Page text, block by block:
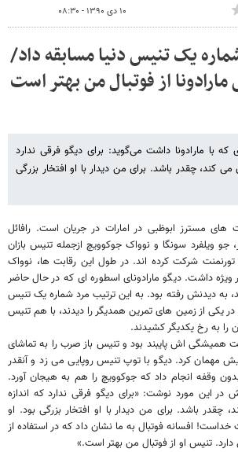
۱۰ دی ۱۳۹۰ - ۰۸:۳۰
شماره یک تنیس دنیا مسابقه داد/
از فوتبال من بهتر است
که با مارادونا داشت می‌گوید: برای دیگو فرقی ندارد
می کند، چقدر باشد. برای من دیدار با او افتخار بزرگی
های مسترز ابوظبی در امارات در جریان است. رافائل
جو ویلفرد سونگا و نوواک جوکوویچ ازجمله تنیس بازان
شرکت کرده اند. در طول این رقابت ها، نوواک
داشت. دیگو مارادونای اسطوره ای که در حال حاضر
به دیدنش رفته بود. به این ترتیب مرد شماره یک تنیس
در یکی از زمین های تمرین همدیگر را دیدند، با هم تنیس
را به رخ یکدیگر کشیدند.
همیشگی اش پایبند بود و تنیس باز صرب را به تماشای
مهمان کرد. دیگو با توپ تنیس روپایی می زد و آنقدر
وقفه انجام داد که جوکوویچ را هم به هیجان آورد.
در این مورد نوشت: «برای دیگو فرقی ندارد که اندازه
چقدر باشد. برای من دیدار با او افتخار بزرگی بود. او
افسانه فوتبال به ما نشان داد که در استفاده از
تنیس او از فوتبال من بهتر است.»